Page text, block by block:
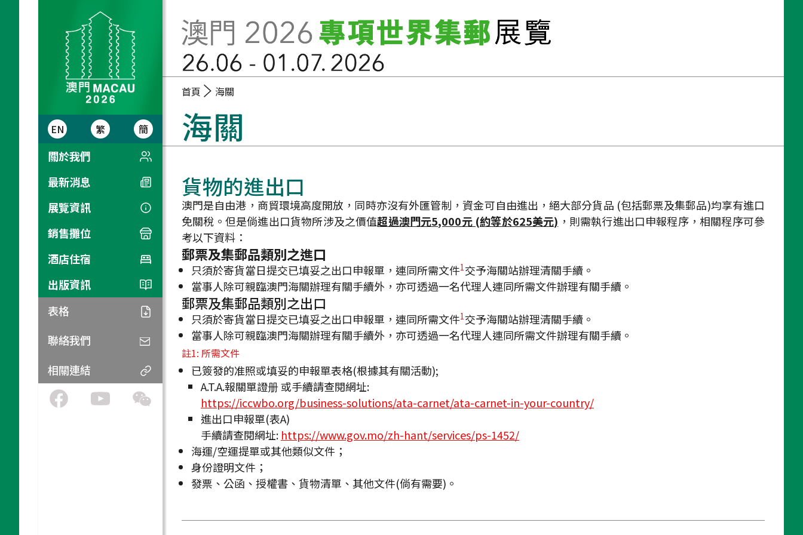
EN 繁 簡
關於我們
最新消息
展覽資訊
場地平面圖
參觀交通資助
銷售攤位
物流
酒店住宿
出版資訊
公告
表格
聯絡我們
相關連結
首頁 海關
海關
貨物的進出口
澳門是自由港，商貿環境高度開放，同時亦沒有外匯管制，資金可自由進出，絕大部分貨品 (包括郵票及集郵品)均享有進口
免關稅。但是倘進出口貨物所涉及之價值超過澳門元5,000元 (約等於625美元) ，則需執行進出口申報程序，相關程序可參
考以下資料：
郵票及集郵品類別之進口
只須於寄貨當日提交已填妥之出口申報單，連同所需文件1交予海關站辦理清關手續。
當事人除可親臨澳門海關辦理有關手續外，亦可透過一名代理人連同所需文件辦理有關手續。
郵票及集郵品類別之出口
只須於寄貨當日提交已填妥之出口申報單，連同所需文件1交予海關站辦理清關手續。
當事人除可親臨澳門海關辦理有關手續外，亦可透過一名代理人連同所需文件辦理有關手續。
註1: 所需文件
已簽發的准照或填妥的申報單表格(根據其有關活動);
A.T.A.報關單證册 或手續請查閱網址:
https://iccwbo.org/business-solutions/ata-carnet/ata-carnet-in-your-country/
進出口申報單(表A)
手續請查閱網址: https://www.gov.mo/zh-hant/services/ps-1452/
海運/空運提單或其他類似文件；
身份證明文件；
發票、公函、授權書、貨物清單、其他文件(倘有需要)。